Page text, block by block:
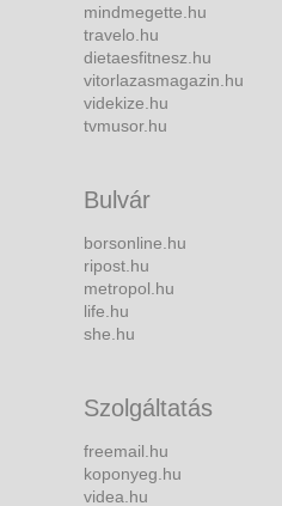
mindmegette.hu
travelo.hu
dietaesfitnesz.hu
vitorlazasmagazin.hu
videkize.hu
tvmusor.hu
Bulvár
borsonline.hu
ripost.hu
metropol.hu
life.hu
she.hu
Szolgáltatás
freemail.hu
koponyeg.hu
videa.hu